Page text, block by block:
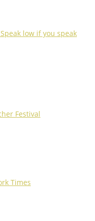
low if you speak
Festival
Times